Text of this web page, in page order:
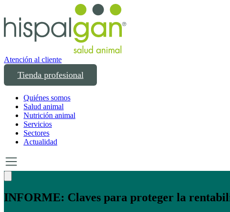
Atención al cliente
Tienda profesional
Quiénes somos
Salud animal
Nutrición animal
Servicios
Sectores
Actualidad
INFORME: Claves para proteger la